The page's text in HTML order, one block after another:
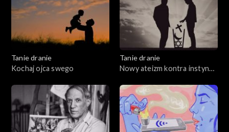
Tanie dranie
Kochaj ojca swego
Tanie dranie
Nowy ateizm kontra instynkt